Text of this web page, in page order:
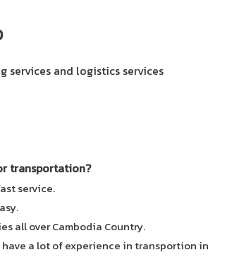
services and logistics services
transportation?
service.
all over Cambodia Country.
a lot of experience in transportion in